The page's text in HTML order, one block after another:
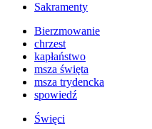
Sakramenty
Bierzmowanie
chrzest
kapłaństwo
msza święta
msza trydencka
spowiedź
Święci